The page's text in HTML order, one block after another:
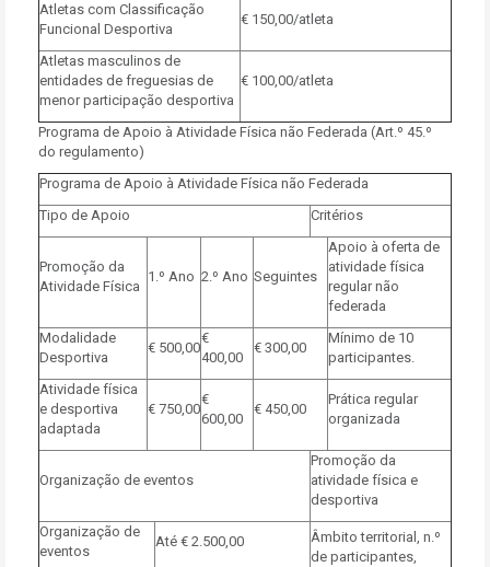
Atletas com Classificação
Funcional Desportiva
€ 150,00/atleta
Atletas masculinos de
entidades de freguesias de
menor participação desportiva
€ 100,00/atleta
Programa de Apoio à Atividade Física não Federada (Art.º 45.º
do regulamento)
Programa de Apoio à Atividade Física não Federada
Tipo de Apoio
Critérios
Promoção da
Atividade Física
1.º Ano 2.º Ano Seguintes
Apoio à oferta de
atividade física
regular não
federada
Modalidade
Desportiva
€ 500,00
€
400,00
€ 300,00
Mínimo de 10
participantes.
Atividade física
e desportiva
adaptada
€ 750,00
€
600,00
€ 450,00
Prática regular
organizada
Organização de eventos
Promoção da
atividade física e
desportiva
Organização de
eventos
Até € 2.500,00
Âmbito territorial, n.º
de participantes,